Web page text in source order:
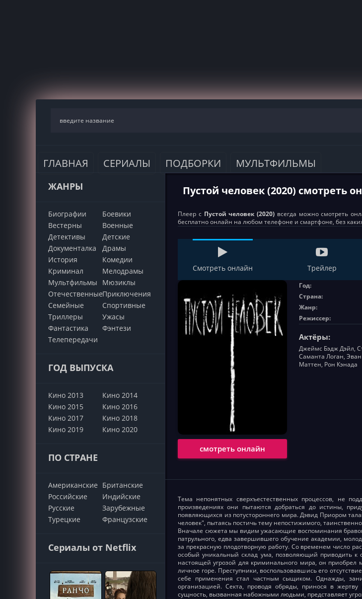
ГЛАВНАЯ СЕРИАЛЫ ПОДБОРКИ МУЛЬТФИЛЬМЫ
ЖАНРЫ
Биографии
Боевики
Вестерны
Военные
Детективы
Детские
Документалка
Драмы
История
Комедии
Криминал
Мелодрамы
Мультфильмы
Мюзиклы
ОтечественныеПриключения
Семейные
Cпортивные
Триллеры
Ужасы
Фантастика
Фэнтези
Телепередачи
ГОД ВЫПУСКА
Кино 2013
Кино 2014
Кино 2015
Кино 2016
Кино 2017
Кино 2018
Кино 2019
Кино 2020
ПО СТРАНЕ
Американские Британские
Российские
Индийские
Русские
Зарубежные
Турецкие
Французские
Сериалы от Netflix
Пустой человек (2020) смотреть
Плеер с Пустой человек (2020) всегда можно смотреть
бесплатно онлайн на любом телефоне и смартфоне, без
Смотреть онлайн Трейлер
смотреть онлайн
Год:
Страна:
Жанр:
Режиссер:
Актёры:
Джеймс Бэдж Дэйл,
Саманта Логан,
Маттен, Рон Кэнада
Тема непонятных сверхъестественных процессов, не
произведениях они пытаются добраться до истины,
появляющихся из потустороннего мира. Дэвид Приором
человек", пытаясь постичь тему непостижимого,
Вначале сюжета мы видим ужасающие воспоминания
патрульного, едва завершившего обучение академии,
за прекрасную плодотворную работу. Со временем число
особый уникальный склад ума, позволяющий приводить
настоящей угрозой для криминального мира, он
личное горе. Преступники, воспользовавшись его
себе применения стал частным сыщиком. Однажды,
организацией. Секта, проводя обряды, принося в
сущность, вызванная набожными людьми, представляет